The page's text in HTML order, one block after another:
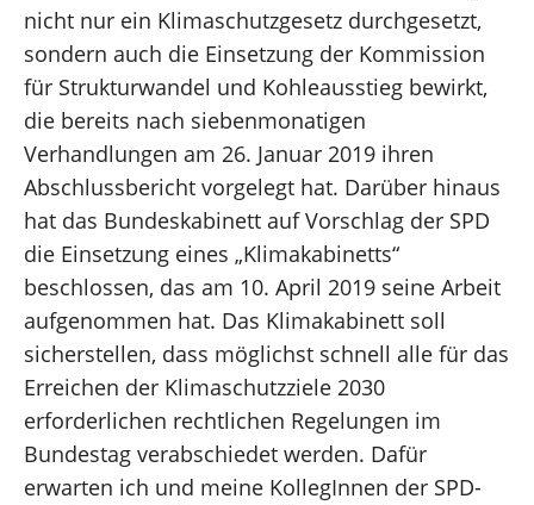
nicht nur ein Klimaschutzgesetz durchgesetzt,
sondern auch die Einsetzung der Kommission
für Strukturwandel und Kohleausstieg bewirkt,
die bereits nach siebenmonatigen
Verhandlungen am 26. Januar 2019 ihren
Abschlussbericht vorgelegt hat. Darüber hinaus
hat das Bundeskabinett auf Vorschlag der SPD
die Einsetzung eines „Klimakabinetts“
beschlossen, das am 10. April 2019 seine Arbeit
aufgenommen hat. Das Klimakabinett soll
sicherstellen, dass möglichst schnell alle für das
Erreichen der Klimaschutzziele 2030
erforderlichen rechtlichen Regelungen im
Bundestag verabschiedet werden. Dafür
erwarten ich und meine KollegInnen der SPD-